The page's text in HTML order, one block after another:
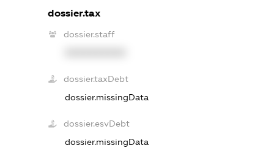
dossier.tax
dossier.staff
dossier.taxDebt
dossier.missingData
dossier.esvDebt
dossier.missingData